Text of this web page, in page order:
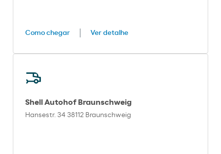
Como chegar Ver detalhe
Shell Autohof Braunschweig
Hansestr. 34 38112 Braunschweig